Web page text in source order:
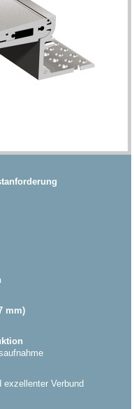
mm)
Verbund